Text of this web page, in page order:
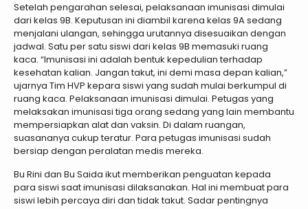
Setelah pengarahan selesai, pelaksanaan imunisasi dimulai
dari kelas 9B. Keputusan ini diambil karena kelas 9A sedang
menjalani ulangan, sehingga urutannya disesuaikan dengan
jadwal. Satu per satu siswi dari kelas 9B memasuki ruang
kaca. “Imunisasi ini adalah bentuk kepedulian terhadap
kesehatan kalian. Jangan takut, ini demi masa depan kalian,”
ujarnya Tim HVP kepara siswi yang sudah mulai berkumpul di
ruang kaca. Pelaksanaan imunisasi dimulai. Petugas yang
melaksakan imunisasi tiga orang sedang yang lain membantu
mempersiapkan alat dan vaksin. Di dalam ruangan,
suasananya cukup teratur. Para petugas imunisasi sudah
bersiap dengan peralatan medis mereka.
Bu Rini dan Bu Saida ikut memberikan penguatan kepada
para siswi saat imunisasi dilaksanakan. Hal ini membuat para
siswi lebih percaya diri dan tidak takut. Sadar pentingnya